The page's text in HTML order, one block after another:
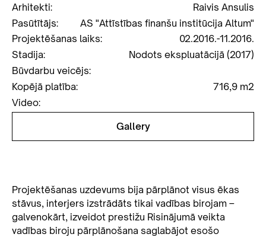
Arhitekti:
Raivis Ansulis
Pasūtītājs:
AS "Attīstības finanšu institūcija Altum"
Projektēšanas laiks:
02.2016.-11.2016.
Stadija:
Nodots ekspluatācijā (2017)
Būvdarbu veicējs:
Kopējā platība:
716,9 m2
Video:
Gallery
Projektēšanas uzdevums bija pārplānot visus ēkas
stāvus, interjers izstrādāts tikai vadības birojam –
galvenokārt, izveidot prestižu Risinājumā veikta
vadības biroju pārplānošana saglabājot esošo